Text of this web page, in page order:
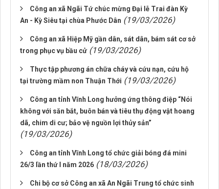
Công an xã Ngãi Tứ chúc mừng Đại lễ Trai đàn Kỳ
An - Kỳ Siêu tại chùa Phước Dân (19/03/2026)
Công an xã Hiệp Mỹ gần dân, sát dân, bám sát cơ sở
trong phục vụ bầu cử (19/03/2026)
Thực tập phương án chữa cháy và cứu nạn, cứu hộ
tại trường mầm non Thuận Thới (19/03/2026)
Công an tỉnh Vĩnh Long hưởng ứng thông điệp “Nói
không với săn bắt, buôn bán và tiêu thụ động vật hoang
dã, chim di cư; bảo vệ nguồn lợi thủy sản”
(19/03/2026)
Công an tỉnh Vĩnh Long tổ chức giải bóng đá mini
26/3 lần thứ I năm 2026 (18/03/2026)
Chi bộ cơ sở Công an xã An Ngãi Trung tổ chức sinh